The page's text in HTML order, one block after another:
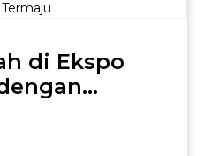
di Ekspo